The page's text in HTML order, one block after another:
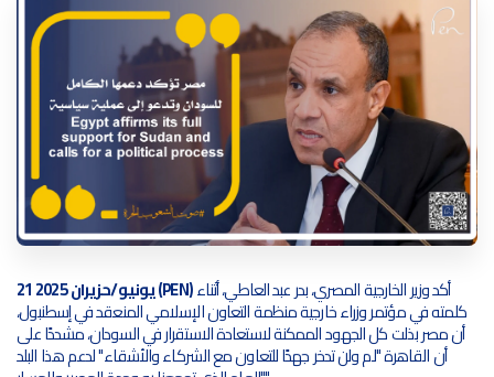
21 يونيو/حزيران 2025 (PEN)أكد وزير الخارجية المصري، بدر عبد العاطي، أثناء
كلمته في مؤتمر وزراء خارجية منظمة التعاون الإسلامي المنعقد في إسطنبول،
أن مصر بذلت كل الجهود الممكنة لاستعادة الاستقرار في السودان، مشددًا على
أن القاهرة "لم ولن تدخر جهدًا للتعاون مع الشركاء والأشقاء" لدعم هذا البلد